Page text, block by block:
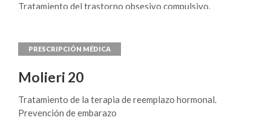
Tratamiento del trastorno obsesivo compulsivo.
Molieri 20
Tratamiento de la terapia de reemplazo hormonal.
Prevención de embarazo